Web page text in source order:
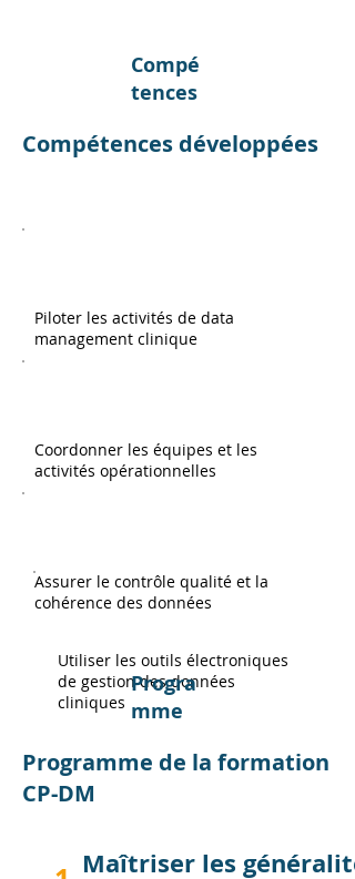
Compé
tences
Compétences développées
Piloter les activités de data
management clinique
Coordonner les équipes et les
activités opérationnelles
Assurer le contrôle qualité et la
cohérence des données
Utiliser les outils électroniques
de gestion des données
cliniques
Progra
mme
Programme de la formation
CP-DM
Maîtriser les